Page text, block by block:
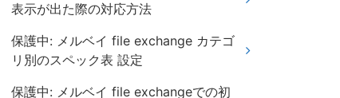
表示が出た際の対応方法
保護中: メルベイ file exchange カテゴ
リ別のスペック表 設定
保護中: メルベイ file exchangeでの初